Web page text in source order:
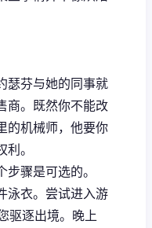
瑟芬与她的同事就
商。既然你不能改
的机械师，他要你
。
骤是可选的。
泳衣。尝试进入游
驱逐出境。晚上